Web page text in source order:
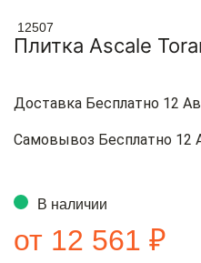
12507
Плитка Ascale
Доставка Бесплатно 12
Самовывоз Бесплатно 12
В наличии
от 12 561 ₽